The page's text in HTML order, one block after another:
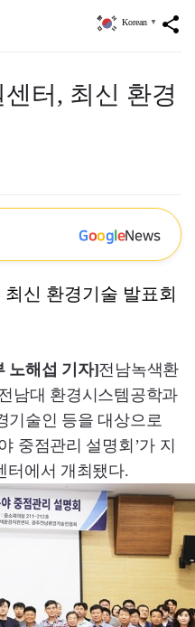
share
Korean ▼
터, 최신 환경
GoogleNews
신 환경기술 발표회
노해섭 기자]전남녹색환
남대 환경시스템공학과
기술인 등을 대상으로
중점관리 설명회’가 지
터에서 개최됐다.